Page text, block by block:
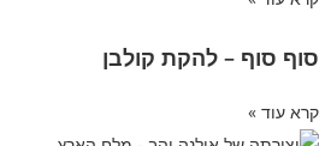
סוף סוף – להקת קולבן
קרא עוד »